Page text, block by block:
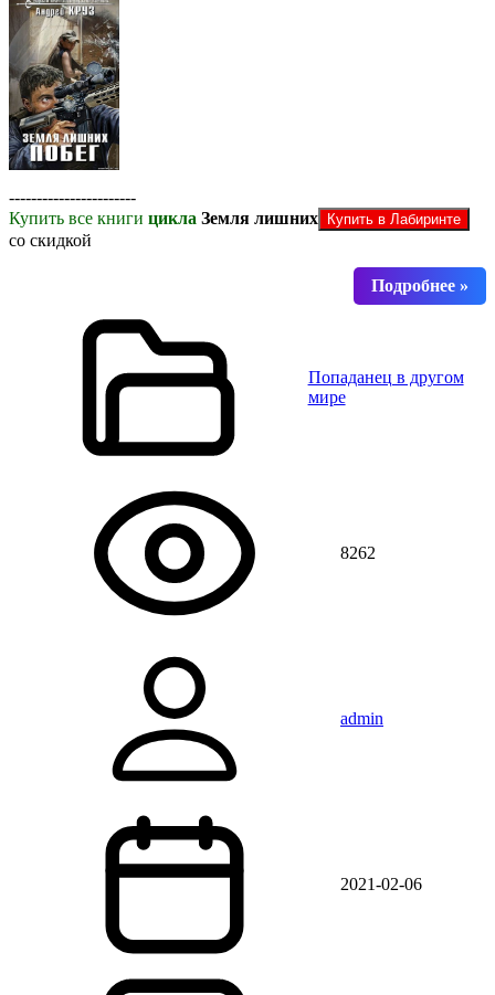
-----------------------
Купить все книги цикла Земля лишних
со скидкой
Попаданец в другом
мире
8262
admin
2021-02-06